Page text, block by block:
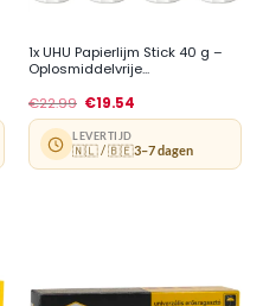
1x UHU Papierlijm Stick 40 g –
Oplosmiddelvrije...
€22.99 €19.54
LEVERTIJD
🇳🇱 / 🇧🇪3–7 dagen